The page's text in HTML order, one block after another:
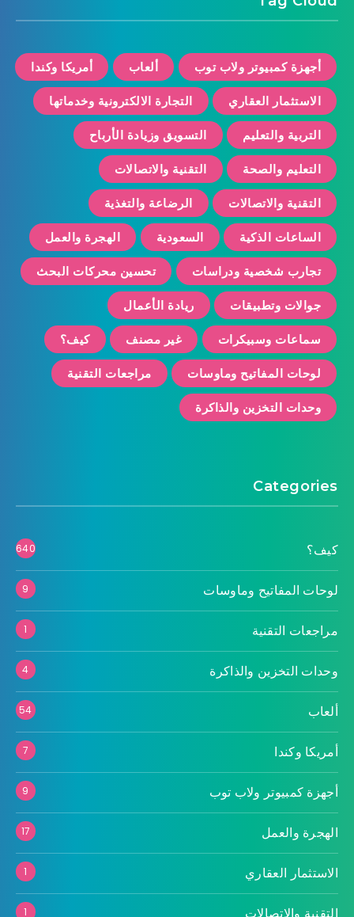
أجهزة كمبيوتر ولاب توب ألعاب أمريكا وكندا
الاستثمار العقاري التجارة الالكترونية وخدماتها
التربية والتعليم التسويق وزيادة الأرباح
التعليم والصحة التقنية والاتصالات
التقنية والاتصالات الرضاعة والتغذية
الساعات الذكية السعودية الهجرة والعمل
تجارب شخصية ودراسات تحسين محركات البحث
جوالات وتطبيقات ريادة الأعمال
سماعات وسبيكرات غير مصنف كيف؟
لوحات المفاتيح وماوسات مراجعات التقنية
وحدات التخزين والذاكرة
Categories
كيف؟ 640
لوحات المفاتيح وماوسات 9
مراجعات التقنية 1
وحدات التخزين والذاكرة 4
ألعاب 54
أمريكا وكندا 7
أجهزة كمبيوتر ولاب توب 9
الهجرة والعمل 17
الاستثمار العقاري 1
التقنية والاتصالات 1